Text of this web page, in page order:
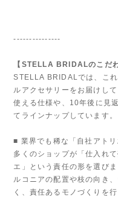
---------------
【STELLA BRIDALのこだわ
STELLA BRIDALでは、こ
ルアクセサリーをお届けし
使える仕様や、10年後に見
てラインナップしています。
■ 業界でも稀な「自社アトリ
多くのショップが「仕入れ
エ」という責任の形を選び
ルコニアの配置や枝の向き
く、責任あるモノづくりを行